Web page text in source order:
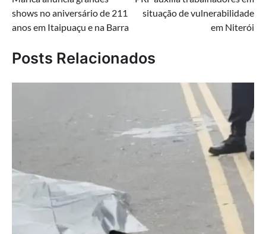
de
Post
shows no aniversário de 211
anos em Itaipuaçu e na Barra
situação de vulnerabilidade
em Niterói
Posts Relacionados